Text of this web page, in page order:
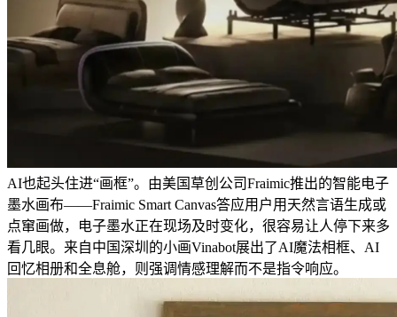
AI也起头住进“画框”。由美国草创公司Fraimic推出的智能电子
墨水画布——Fraimic Smart Canvas答应用户用天然言语生成或
点窜画做，电子墨水正在现场及时变化，很容易让人停下来多
看几眼。来自中国深圳的小画Vinabot展出了AI魔法相框、AI
回忆相册和全息舱，则强调情感理解而不是指令响应。